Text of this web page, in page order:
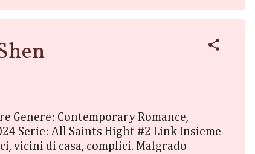
Genere: Contemporary Romance,
Serie: All Saints Hight #2 Link Insieme
vicini di casa, complici. Malgrado